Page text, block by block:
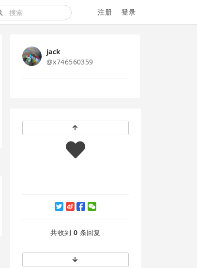
注册 登录
jack
@x746560359
共收到 0 条回复